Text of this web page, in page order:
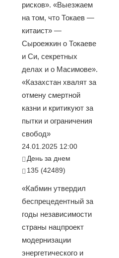
рисков». «Выезжаем
на том, что Токаев —
китаист» —
Сыроежкин о Токаеве
и Си, секретных
делах и о Масимове».
«Казахстан хвалят за
отмену смертной
казни и критикуют за
пытки и ограничения
свобод»
24.01.2025 12:00
День за днем
135 (42489)
«Кабмин утвердил
беспрецедентный за
годы независимости
страны нацпроект
модернизации
энергетического и